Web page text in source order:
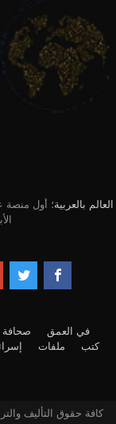
العالم بالعربية؛ أول منصة
في العمق صحافة
كتب
ملفات
كافة حقوق التأليف